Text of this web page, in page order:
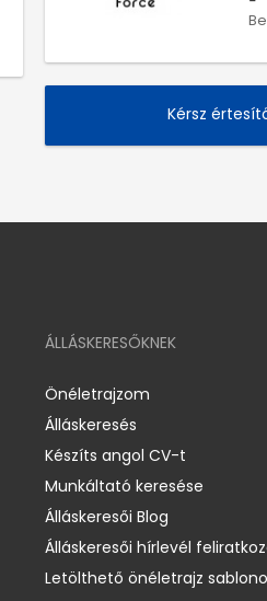
Kérsz
ÁLLÁSKERESŐKNEK
Önéletrajzom
Álláskeresés
Készíts angol CV-t
Munkáltató keresése
Álláskeresői Blog
Álláskeresői hírlevél
Letölthető önéletrajz